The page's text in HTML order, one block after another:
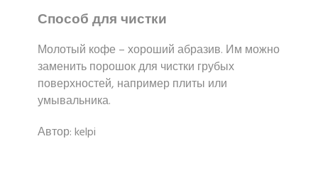
Способ для чистки
Молотый кофе – хороший абразив. Им можно
заменить порошок для чистки грубых
поверхностей, например плиты или
умывальника.
Автор: kelpi